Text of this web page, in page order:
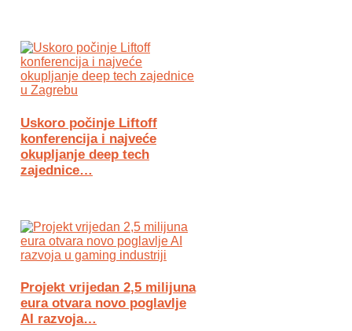
Uskoro počinje Liftoff
konferencija i najveće
okupljanje deep tech
zajednice…
Projekt vrijedan 2,5 milijuna
eura otvara novo poglavlje
AI razvoja…